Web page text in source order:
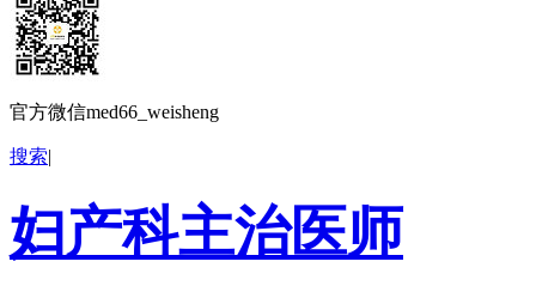
官方微信med66_weisheng
搜索|
妇产科主治医师